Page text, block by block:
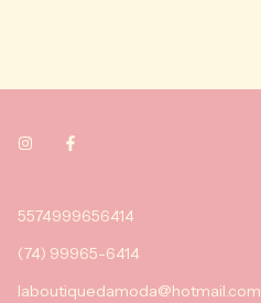
5574999656414
(74) 99965-6414
laboutiquedamoda@hotmail.com